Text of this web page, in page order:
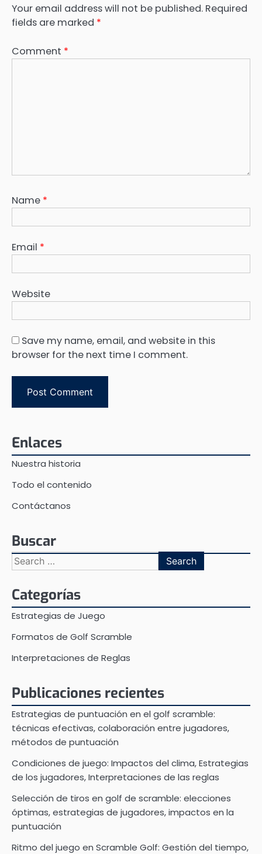
Your email address will not be published. Required
fields are marked *
Comment *
Name *
Email *
Website
Save my name, email, and website in this
browser for the next time I comment.
Enlaces
Nuestra historia
Todo el contenido
Contáctanos
Buscar
Search
for:
Categorías
Estrategias de Juego
Formatos de Golf Scramble
Interpretaciones de Reglas
Publicaciones recientes
Estrategias de puntuación en el golf scramble:
técnicas efectivas, colaboración entre jugadores,
métodos de puntuación
Condiciones de juego: Impactos del clima, Estrategias
de los jugadores, Interpretaciones de las reglas
Selección de tiros en golf de scramble: elecciones
óptimas, estrategias de jugadores, impactos en la
puntuación
Ritmo del juego en Scramble Golf: Gestión del tiempo,